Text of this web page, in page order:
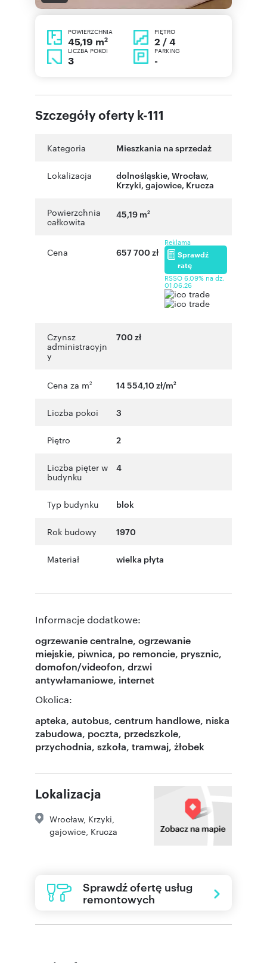
POWIERZCHNIA
45,19 m2
PIĘTRO
2 / 4
LICZBA POKOI
3
PARKING
-
Szczegóły oferty k-111
Kategoria Mieszkania na sprzedaż
Lokalizacja dolnośląskie, Wrocław,
Krzyki, gajowice, Krucza
Powierzchnia
całkowita
45,19 m2
Cena 657 700 zł
Reklama
Sprawdź
ratę
RSSO 6,09% na dz.
01.06.26
Czynsz
administracyjn
y
700 zł
Cena za m2 14 554,10 zł/m2
Liczba pokoi 3
Piętro 2
Liczba pięter w
budynku
4
Typ budynku blok
Rok budowy 1970
Materiał wielka płyta
Informacje dodatkowe:
ogrzewanie centralne, ogrzewanie
miejskie, piwnica, po remoncie, prysznic,
domofon/videofon, drzwi
antywłamaniowe, internet
Okolica:
apteka, autobus, centrum handlowe, niska
zabudowa, poczta, przedszkole,
przychodnia, szkoła, tramwaj, żłobek
Lokalizacja
Wrocław, Krzyki
gajowice Krucza
Sprawdź ofertę usług
remontowych